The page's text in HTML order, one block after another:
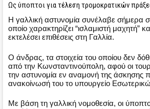
Ως ύποπτοι για τέλεση τρομοκρατικών
Η γαλλική αστυνομία συνέλαβε σήμερα
οποίο χαρακτηρίζει “ισλαμιστή μαχητή”
εκτελέσει επιθέσεις στη Γαλλία.
Ο άνδρας, τα στοιχεία του οποίου δεν
από την Κωνσταντινούπολη, αφού οι
την αστυνομία εν αναμονή της άσκησης
ανακοίνωσή του το υπουργείο
Με βάση τη γαλλική νομοθεσία, οι